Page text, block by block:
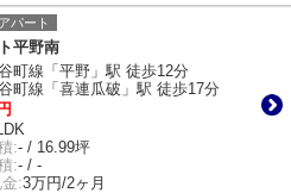
パート
平野南
町線「平野」駅 徒歩12分
町線「喜連瓜破」駅 徒歩17分
:- / 16.99坪
:- / -
:3万円/2ヶ月